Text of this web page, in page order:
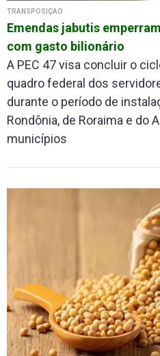
TRANSPOSIÇÃO
Emendas jabutis
com gasto bilionário
A PEC 47 visa concluir o
quadro federal dos
durante o período de
Rondônia, de Roraima e do
municípios